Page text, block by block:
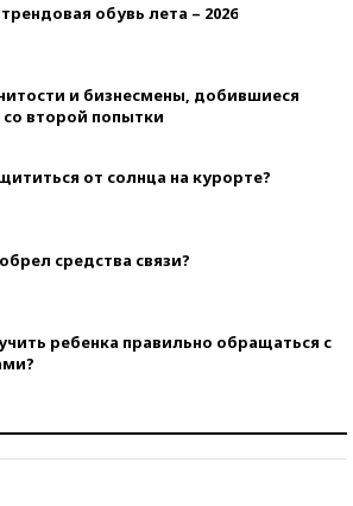
обувь лета – 2026
и бизнесмены, добившиеся
со второй попытки
от солнца на курорте?
средства связи?
ребенка правильно обращаться с